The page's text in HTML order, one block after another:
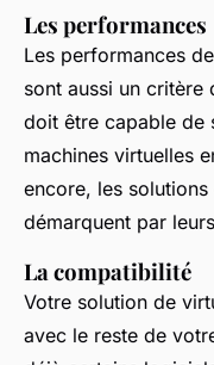
Les performances
Les performances
sont aussi un critère
doit être capable de
machines virtuelles
encore, les
démarquent par
La compatibilité
Votre solution de
avec le reste de